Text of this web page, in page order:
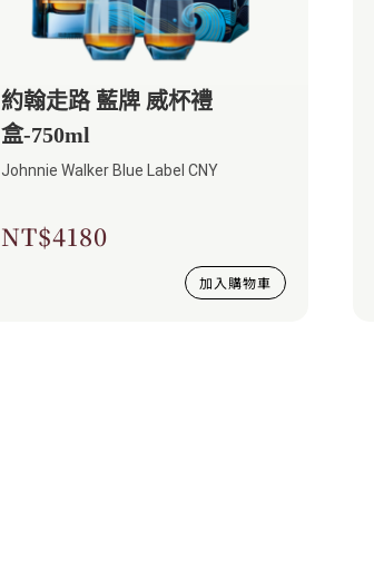
約翰走路 藍牌 威杯禮
盒-750ml
Johnnie Walker Blue Label CNY
NT$4180
加入購物車